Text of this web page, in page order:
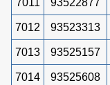
7012 93523313
7013 93525157
7014 93525608